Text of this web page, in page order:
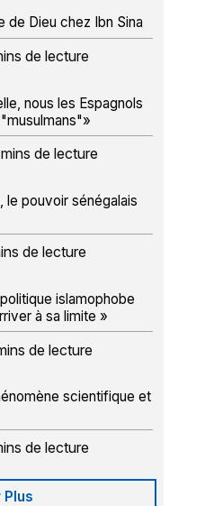
Dieu chez Ibn Sina
de lecture
nous les Espagnols
mins de lecture
pouvoir sénégalais
de lecture
islamophobe
à sa limite »
de lecture
scientifique et
de lecture
Plus